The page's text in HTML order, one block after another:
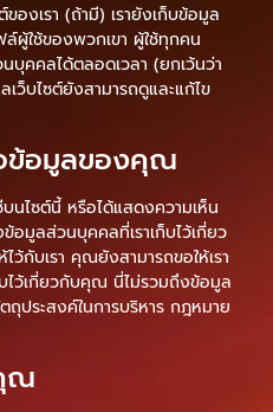
องเรา (ถ้ามี) เรายังเก็บข้อมูล
ล์ผู้ใช้ของพวกเขา ผู้ใช้ทุกคน
บุคคลได้ตลอดเวลา (ยกเว้นว่า
เว็บไซต์ยังสามารถดูและแก้ไข
ข้อมูลของคุณ
ไซต์นี้ หรือได้แสดงความเห็น
มูลส่วนบุคคลที่เราเก็บไว้เกี่ยว
กับเรา คุณยังสามารถขอให้เรา
ไว้เกี่ยวกับคุณ นี่ไม่รวมถึงข้อมูล
ถุประสงค์ในการบริหาร กฎหมาย
ณ